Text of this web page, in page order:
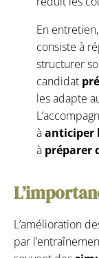
En
consiste à
structurer
candidat
les adapte
àanticiper
à préparer
L’amélioration
par